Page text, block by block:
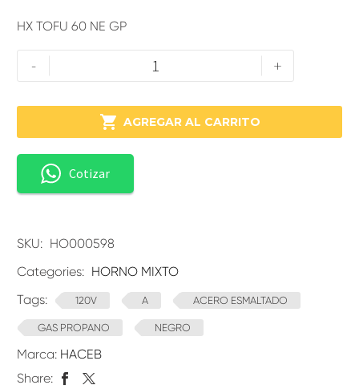
HX TOFU 60 NE GP
- +
 AGREGAR AL CARRITO
Cotizar
SKU: HO000598
Categories: HORNO MIXTO
Tags:
120V A ACERO ESMALTADO
GAS PROPANO NEGRO
Marca: HACEB
Share: